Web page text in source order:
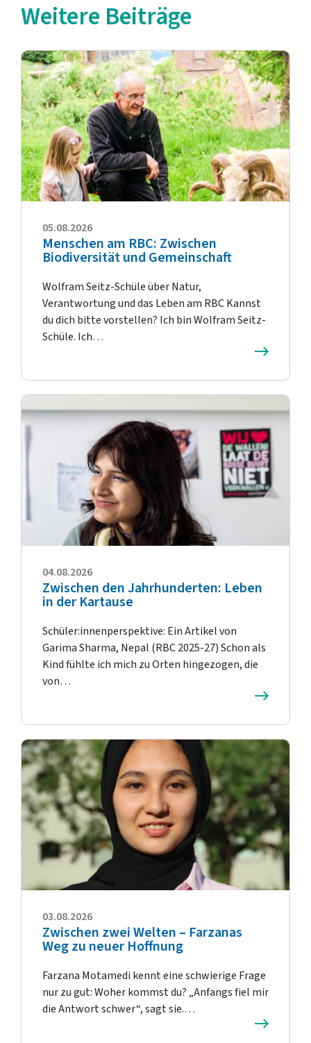
Weitere Beiträge
05.08.2026
Menschen am RBC: Zwischen
Biodiversität und Gemeinschaft
Wolfram Seitz-Schüle über Natur,
Verantwortung und das Leben am RBC Kannst
du dich bitte vorstellen? Ich bin Wolfram Seitz-
Schüle. Ich…
04.08.2026
Zwischen den Jahrhunderten: Leben
in der Kartause
Schüler:innenperspektive: Ein Artikel von
Garima Sharma, Nepal (RBC 2025-27) Schon als
Kind fühlte ich mich zu Orten hingezogen, die
von…
03.08.2026
Zwischen zwei Welten – Farzanas
Weg zu neuer Hoffnung
Farzana Motamedi kennt eine schwierige Frage
nur zu gut: Woher kommst du? „Anfangs fiel mir
die Antwort schwer“, sagt sie.…